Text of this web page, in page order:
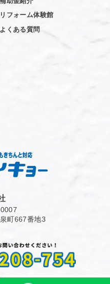
リフォーム体験館
よくある質問
町667番地3